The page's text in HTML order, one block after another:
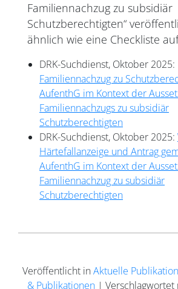
Familiennachzug zu subsidiär
Schutzberechtigten“
ähnlich wie eine Checkliste
DRK-Suchdienst, Oktober 2025:
Familiennachzug zu
AufenthG im Kontext der
Familiennachzugs zu subsidiär
Schutzberechtigten
DRK-Suchdienst, Oktober 2025:
Härtefallanzeige und Antrag
AufenthG im Kontext der
Familiennachzug zu subsidiär
Schutzberechtigten
Veröffentlicht inAktuelle
& Publikationen| Verschlagwortet